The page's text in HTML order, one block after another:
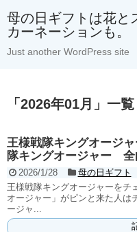
母の日ギフトは花と
カーネーションも。
Just another WordPress site
「 2026年01月 」 一覧
王様戦隊キングオージ
隊キングオージャー 全
2026/1/28
母の日ギフト
王様戦隊キングオージャーをチ
オージャー」がピンと来た人
ージャ...